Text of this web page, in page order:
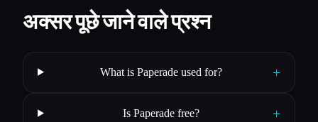
अक्सर पूछे जाने वाले प्रश्न
What is Paperade used for? +
Is Paperade free? +